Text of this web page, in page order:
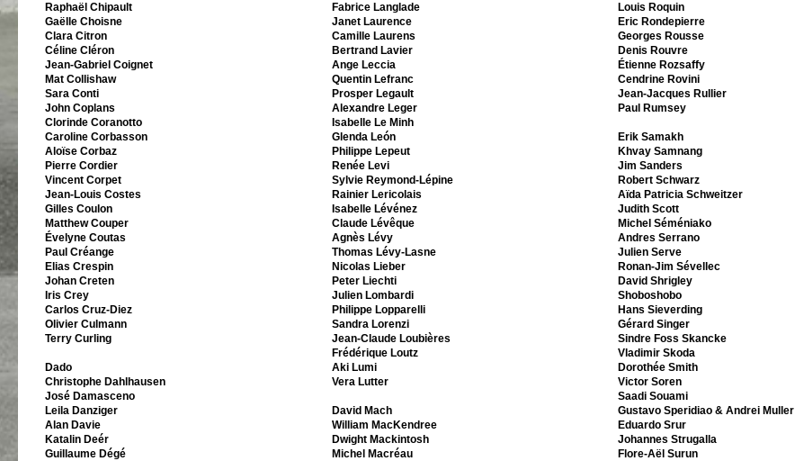
Raphaël Chipault
Gaëlle Choisne
Clara Citron
Céline Cléron
Jean-Gabriel Coignet
Mat Collishaw
Sara Conti
John Coplans
Clorinde Coranotto
Caroline Corbasson
Aloïse Corbaz
Pierre Cordier
Vincent Corpet
Jean-Louis Costes
Gilles Coulon
Matthew Couper
Évelyne Coutas
Paul Créange
Elias Crespin
Johan Creten
Iris Crey
Carlos Cruz-Diez
Olivier Culmann
Terry Curling
Dado
Christophe Dahlhausen
José Damasceno
Leila Danziger
Alan Davie
Katalin Deér
Guillaume Dégé
Fabrice Langlade
Janet Laurence
Camille Laurens
Bertrand Lavier
Ange Leccia
Quentin Lefranc
Prosper Legault
Alexandre Leger
Isabelle Le Minh
Glenda León
Philippe Lepeut
Renée Levi
Sylvie Reymond-Lépine
Rainier Lericolais
Isabelle Lévénez
Claude Lévêque
Agnès Lévy
Thomas Lévy-Lasne
Nicolas Lieber
Peter Liechti
Julien Lombardi
Philippe Lopparelli
Sandra Lorenzi
Jean-Claude Loubières
Frédérique Loutz
Aki Lumi
Vera Lutter
David Mach
William MacKendree
Dwight Mackintosh
Michel Macréau
Louis Roquin
Eric Rondepierre
Georges Rousse
Denis Rouvre
Étienne Rozsaffy
Cendrine Rovini
Jean-Jacques Rullier
Paul Rumsey
Erik Samakh
Khvay Samnang
Jim Sanders
Robert Schwarz
Aïda Patricia Schweitzer
Judith Scott
Michel Séméniako
Andres Serrano
Julien Serve
Ronan-Jim Sévellec
David Shrigley
Shoboshobo
Hans Sieverding
Gérard Singer
Sindre Foss Skancke
Vladimir Skoda
Dorothée Smith
Victor Soren
Saadi Souami
Gustavo Speridiao & Andrei Muller
Eduardo Srur
Johannes Strugalla
Flore-Aël Surun